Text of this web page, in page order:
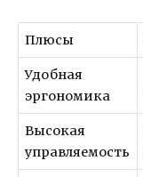
Плюсы
Удобная
эргономика
Высокая
управляемость